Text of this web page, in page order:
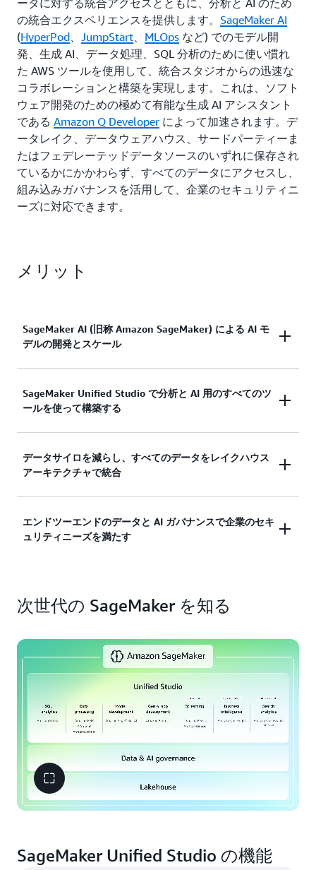
ータに対する統合アクセスとともに、分析と AI のため
の統合エクスペリエンスを提供します。 SageMaker AI
(HyperPod、 JumpStart、 MLOps など) でのモデル開
発、生成 AI、データ処理、SQL 分析のために使い慣れ
た AWS ツールを使用して、統合スタジオからの迅速な
コラボレーションと構築を実現します。これは、ソフト
ウェア開発のための極めて有能な生成 AI アシスタント
である Amazon Q Developer によって加速されます。デ
ータレイク、データウェアハウス、サードパーティーま
たはフェデレーテッドデータソースのいずれに保存され
ているかにかかわらず、すべてのデータにアクセスし、
組み込みガバナンスを活用して、企業のセキュリティニ
ーズに対応できます。
メリット
SageMaker AI (旧称 Amazon SageMaker) による AI モ
デルの開発とスケール
設計上安全な包括的な AI 開発機能セットを使用し
て、SageMaker の AI
カスタマイズ、デプロイを行います。高性能の統合
開発環境 (IDE) や分散型トレーニングから、推論、
AI 運用、ガバナンス、オブザーバビリティまで、AI
ます。最先端のモデルと独自のデータを使用して、
ビジネスに合わせた生成 AI アプリケーションを迅
ルの構築とトレーニング、SQL クエリの生成、デー
タパイプラインジョブの作成と実行をすべて自然言
SageMaker Unified Studio で分析と AI 用のすべてのツ
ールを使って構築する
Amazon SageMaker Unified Studioは、分析や AI で
すべてのデータやツールを使用するための統合エク
を使用してデータを検出し、活用しましょう。組み
込みの AI エージェントを搭載したフルマネージド
トレーニングしてデプロイしたり、カスタムの生成
データ、モデル、生成 AI アプリケーションなどの
分析および AI アーティファクトを作成して安全に
共有することで、データ製品をより早く市場に投入
できます。
データサイロを減らし、すべてのデータをレイクハウス
アーキテクチャで統合
Amazon SageMaker の レイクハウスアーキテクチャ
を使用して、Amazon Simple Storage Service
ンを使用して、分析データを 1 つのコピーにまとめ
性が得られます。レイクハウス内の分析ツールや AI
ツール全体に適用される、きめ細かなアクセス許可
を定義してデータを保護します。ゼロ ETL 統合によ
り、運用データベースやアプリケーションからのデ
ータをほぼリアルタイムでレイクハウスに取り込む
ことができます。さらに、サードパーティーのデー
タソース全体にわたるフェデレーテッドクエリ機能
を使用して、その場でデータにアクセスしてクエリ
を実行できます。
エンドツーエンドのデータと AI ガバナンスで企業のセキ
ュリティニーズを満たす
みガバナンスにより、企業のセキュリティを確保し
よる適切なデータ、モデル、および開発アーティフ
ァクトへのアクセス権を目的に合わせて制御できま
す。Amazon SageMaker Catalogによるきめ細かな
アクセス制御を備えた単一の許可モデルを使用し
て、アクセスポリシーを一貫して定義し、適用でき
ます。データ分類、毒性検出、ガードレール、責任
ある AI ポリシーによって AI モデルを保護します。
データ品質の監視とオートメーション、機密データ
の検出、データと ML のリネージを通じて、組織全
体で信頼が得られます。
次世代の SageMaker を知る
SageMaker Unified Studio の機能